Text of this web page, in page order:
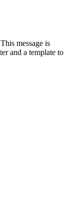
message is
and a template to